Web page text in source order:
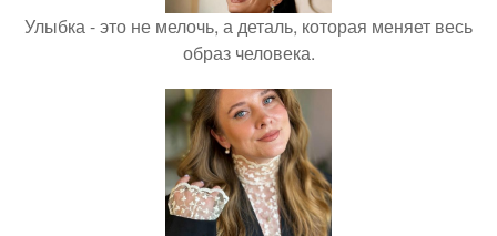
Улыбка - это не мелочь, а деталь, которая меняет весь
образ человека.